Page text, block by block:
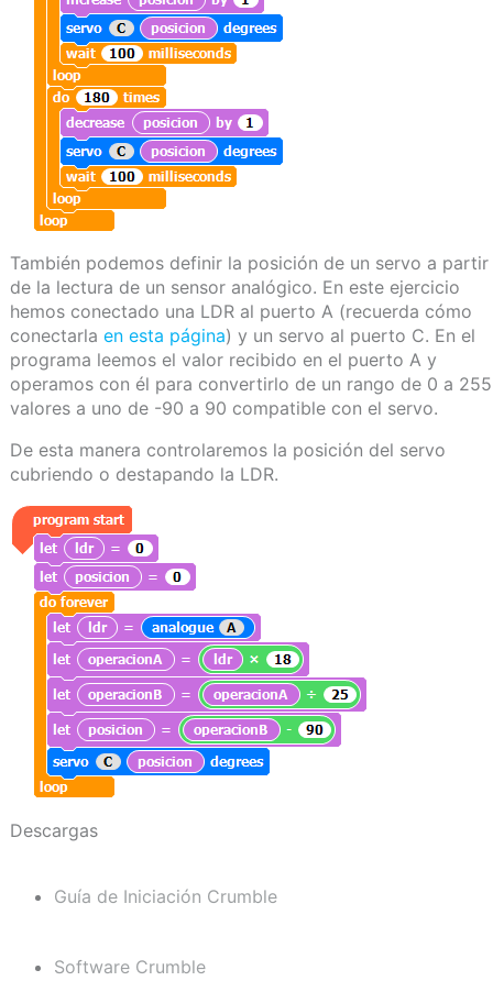
También podemos definir la posición de un servo a partir
de la lectura de un sensor analógico. En este ejercicio
hemos conectado una LDR al puerto A (recuerda cómo
conectarla en esta página) y un servo al puerto C. En el
programa leemos el valor recibido en el puerto A y
operamos con él para convertirlo de un rango de 0 a 255
valores a uno de -90 a 90 compatible con el servo.
De esta manera controlaremos la posición del servo
cubriendo o destapando la LDR.
Descargas
Guía de Iniciación Crumble
Software Crumble